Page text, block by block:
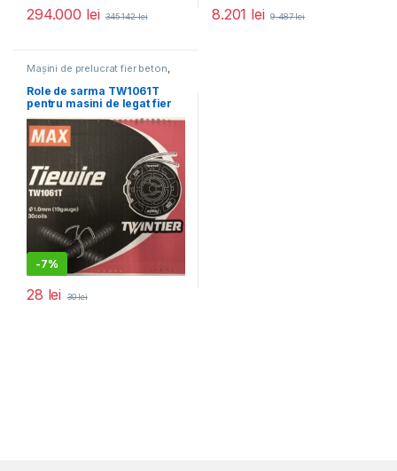
294.000 lei 345.142lei 8.201 lei 9.487lei
Mașini de prelucrat fier beton,
Utilaje pentru construcții
Role de sarma TW1061T
pentru masini de legat fier
beton Max RB441T
-7%
28 lei 30lei